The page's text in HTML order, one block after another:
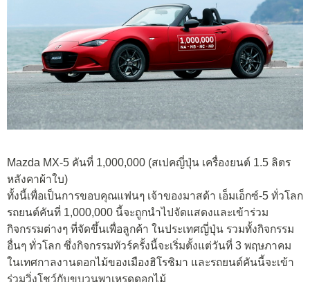
Mazda MX-5 คันที่ 1,000,000 (สเปคญี่ปุ่น เครื่องยนต์ 1.5 ลิตร
หลังคาผ้าใบ)
ทั้งนี้เพื่อเป็นการขอบคุณแฟนๆ เจ้าของมาสด้า เอ็มเอ็กซ์-5 ทั่วโลก
รถยนต์คันที่ 1,000,000 นี้จะถูกนำไปจัดแสดงและเข้าร่วม
กิจกรรมต่างๆ ที่จัดขึ้นเพื่อลูกค้า ในประเทศญี่ปุ่น รวมทั้งกิจกรรม
อื่นๆ ทั่วโลก ซึ่งกิจกรรมทัวร์ครั้งนี้จะเริ่มตั้งแต่วันที่ 3 พฤษภาคม
ในเทศกาลงานดอกไม้ของเมืองฮิโรชิมา และรถยนต์คันนี้จะเข้า
ร่วมวิ่งโชว์กับขบวนพาเหรดดอกไม้